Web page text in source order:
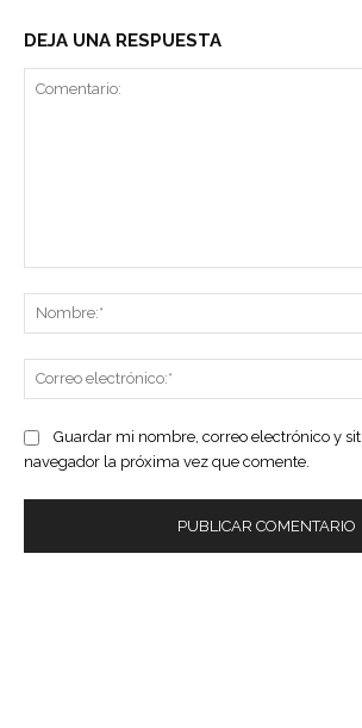
DEJA UNA RESPUESTA
Guardar mi nombre, correo electrónico y
navegador la próxima vez que comente.